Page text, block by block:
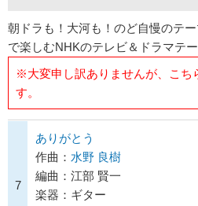
朝ドラも！大河も！のど自慢のテ
で楽しむNHKのテレビ＆ドラマテ
※大変申し訳ありませんが、こち
す。
7
ありがとう
作曲： 水野 良樹
編曲：江部 賢一
楽器：ギター